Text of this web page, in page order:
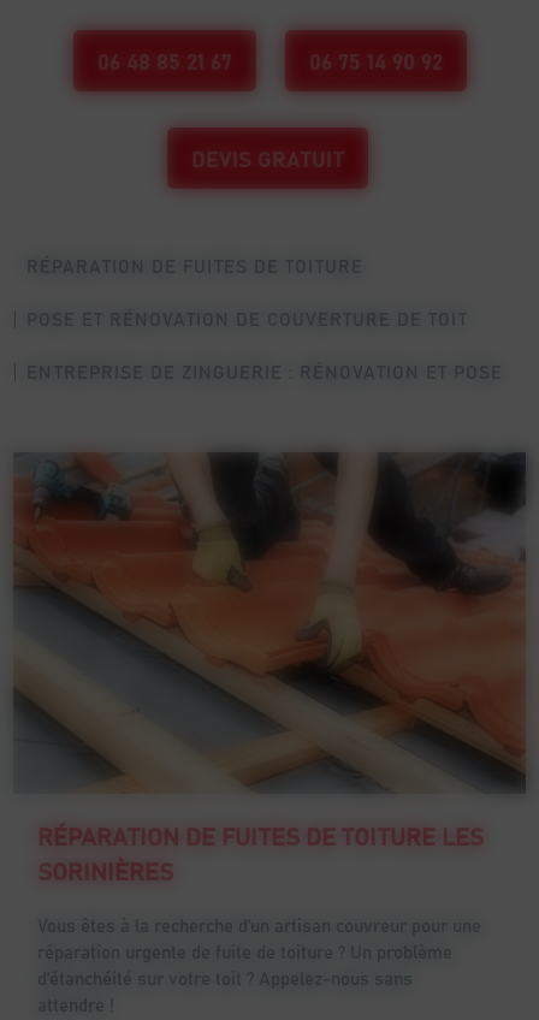
06 48 85 21 67 06 75 14 90 92
DEVIS GRATUIT
RÉPARATION DE FUITES DE TOITURE
POSE ET RÉNOVATION DE COUVERTURE DE TOIT
ENTREPRISE DE ZINGUERIE : RÉNOVATION ET POSE
RÉPARATION DE FUITES DE TOITURE LES
SORINIÈRES
Vous êtes à la recherche d’un artisan couvreur pour une
réparation urgente de fuite de toiture ? Un problème
d’étanchéité sur votre toit ? Appelez-nous sans
attendre !